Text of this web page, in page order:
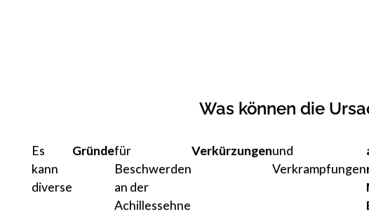
Was können die
Es
kann
diverse
Gründefür
Beschwerden
an der
Achillessehne
Verkürzungenund
Verkrampfungen